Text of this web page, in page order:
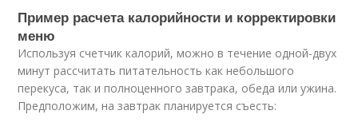
Пример расчета калорийности и корректировки
меню
Используя счетчик калорий, можно в течение одной-двух
минут рассчитать питательность как небольшого
перекуса, так и полноценного завтрака, обеда или ужина.
Предположим, на завтрак планируется съесть: